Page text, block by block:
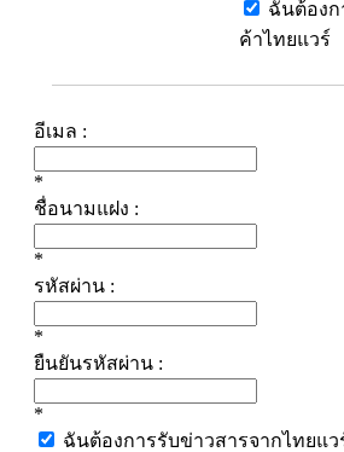
ฉันต้องก
ค้าไทยแวร์
อีเมล :
*
ชื่อนามแฝง :
*
รหัสผ่าน :
*
ยืนยันรหัสผ่าน :
*
ฉันต้องการรับข่าวสารจากไทยแว